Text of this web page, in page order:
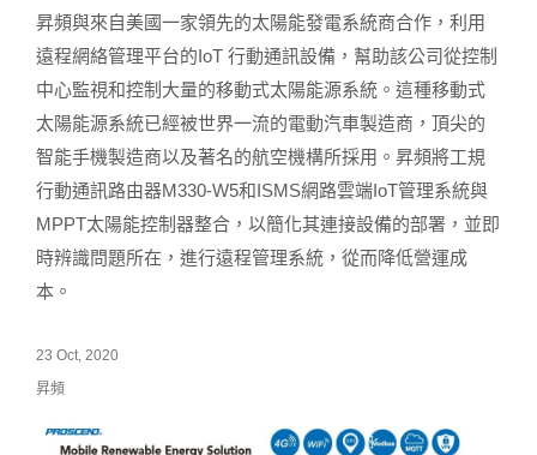
昇頻與來自美國一家領先的太陽能發電系統商合作，利用
遠程網絡管理平台的IoT 行動通訊設備，幫助該公司從控制
中心監視和控制大量的移動式太陽能源系統。這種移動式
太陽能源系統已經被世界一流的電動汽車製造商，頂尖的
智能手機製造商以及著名的航空機構所採用。昇頻將工規
行動通訊路由器M330-W5和ISMS網路雲端IoT管理系統與
MPPT太陽能控制器整合，以簡化其連接設備的部署，並即
時辨識問題所在，進行遠程管理系統，從而降低營運成
本。
23 Oct, 2020
昇頻